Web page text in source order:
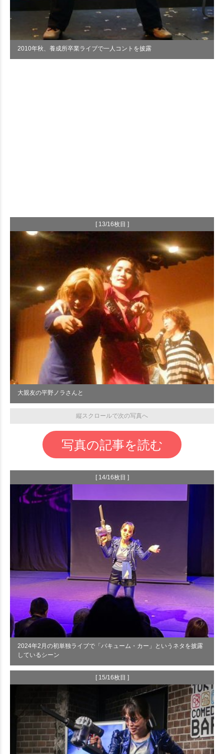
2010年秋、養成所卒業ライブで一人コントを披露
[ 13/16枚目 ]
大親友の平野ノラさんと
縦スクロールで次の写真へ
写真の記事を読む
[ 14/16枚目 ]
2024年2月の初単独ライブで「バキューム・カー」というネタを披露
しているシーン
[ 15/16枚目 ]